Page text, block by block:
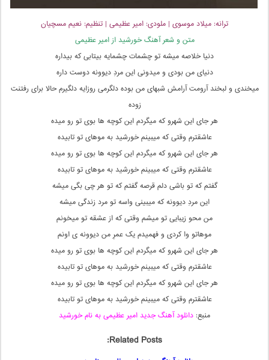
ترانه: میلاد موسوی | ملودی: امیر عظیمی | تنظیم: نعیم مسچیان
متن و شعر آهنگ خورشید از امیر عظیمی
دنیا خلاصه میشه تو چشمات چشمایه بیتابی که بیداره
دنیای من بودی و میدونی این مردِ دیوونه دوست داره
میخندی و لبخند آرومت آرامش شبهای من بوده دلگرمی روزایه دلگیرم حالا برای رفتنت
زوده
هر جای این شهرو که میگردم این کوچه ها بوی تو رو میده
عاشقترم وقتی که میبینم خورشید به موهای تو تابیده
هر جای این شهرو که میگردم این کوچه ها بوی تو رو میده
عاشقترم وقتی که میبینم خورشید به موهای تو تابیده
گفتم که تو باشی دلم قرصه گفتم که تو هر چی بگی میشه
این مردِ دیوونه که میبینی واسه تو مرد زندگی میشه
من محو زیبایی تو میشم وقتی که از عشقه تو میخونم
موهاتو وا کردی و فهمیدم یک عمرِ من دیوونه ی اونم
هر جای این شهرو که میگردم این کوچه ها بوی تو رو میده
عاشقترم وقتی که میبینم خورشید به موهای تو تابیده
هر جای این شهرو که میگردم این کوچه ها بوی تو رو میده
عاشقترم وقتی که میبینم خورشید به موهای تو تابیده
منبع: دانلود آهنگ جدید امیر عظیمی به نام خورشید
Related Posts: